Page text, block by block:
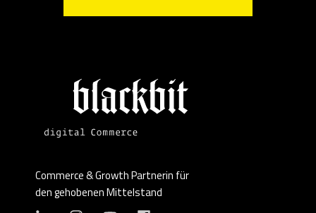
Commerce & Growth Partnerin für
den gehobenen Mittelstand